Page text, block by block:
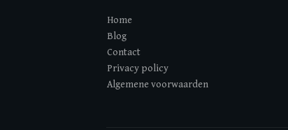
Home
Blog
Contact
Privacy policy
Algemene voorwaarden